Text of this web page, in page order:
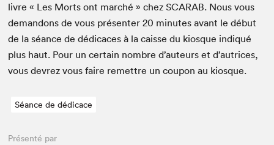
livre « Les Morts ont marché » chezSCARAB. Nous vous
deman­dons de vous présen­ter20 min­utes avant le début
de la séance de dédi­caces à la caisse du kiosque indiqué
plus haut. Pour un cer­tain nom­bre d’auteurs et d’autrices,
vous devrez vous faire remet­tre un coupon au kiosque.
Séance de dédicace
Présenté par